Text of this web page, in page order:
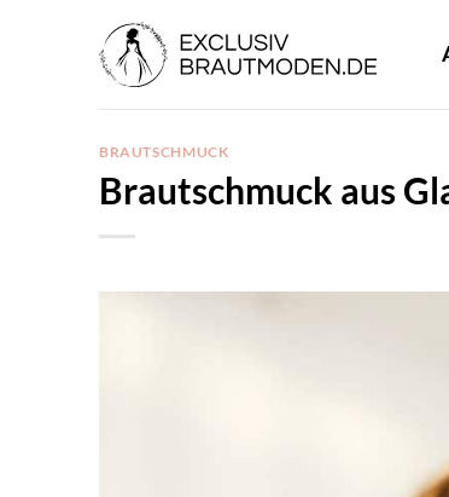
BRAUTSCHMUCK
Brautschmuck aus